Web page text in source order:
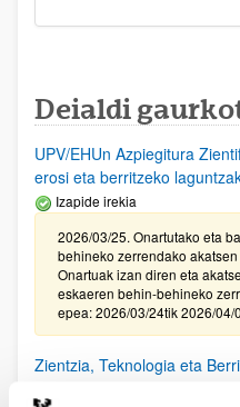
Deialdi
UPV/EHUn Azpiegitura
erosi eta berritzeko
Izapide irekia
2026/03/25. Onartutako eta
behineko zerrendako
Onartuak izan diren eta
eskaeren behin-behineko
epea: 2026/03/24tik 2026/04/
Zientzia, Teknologia eta